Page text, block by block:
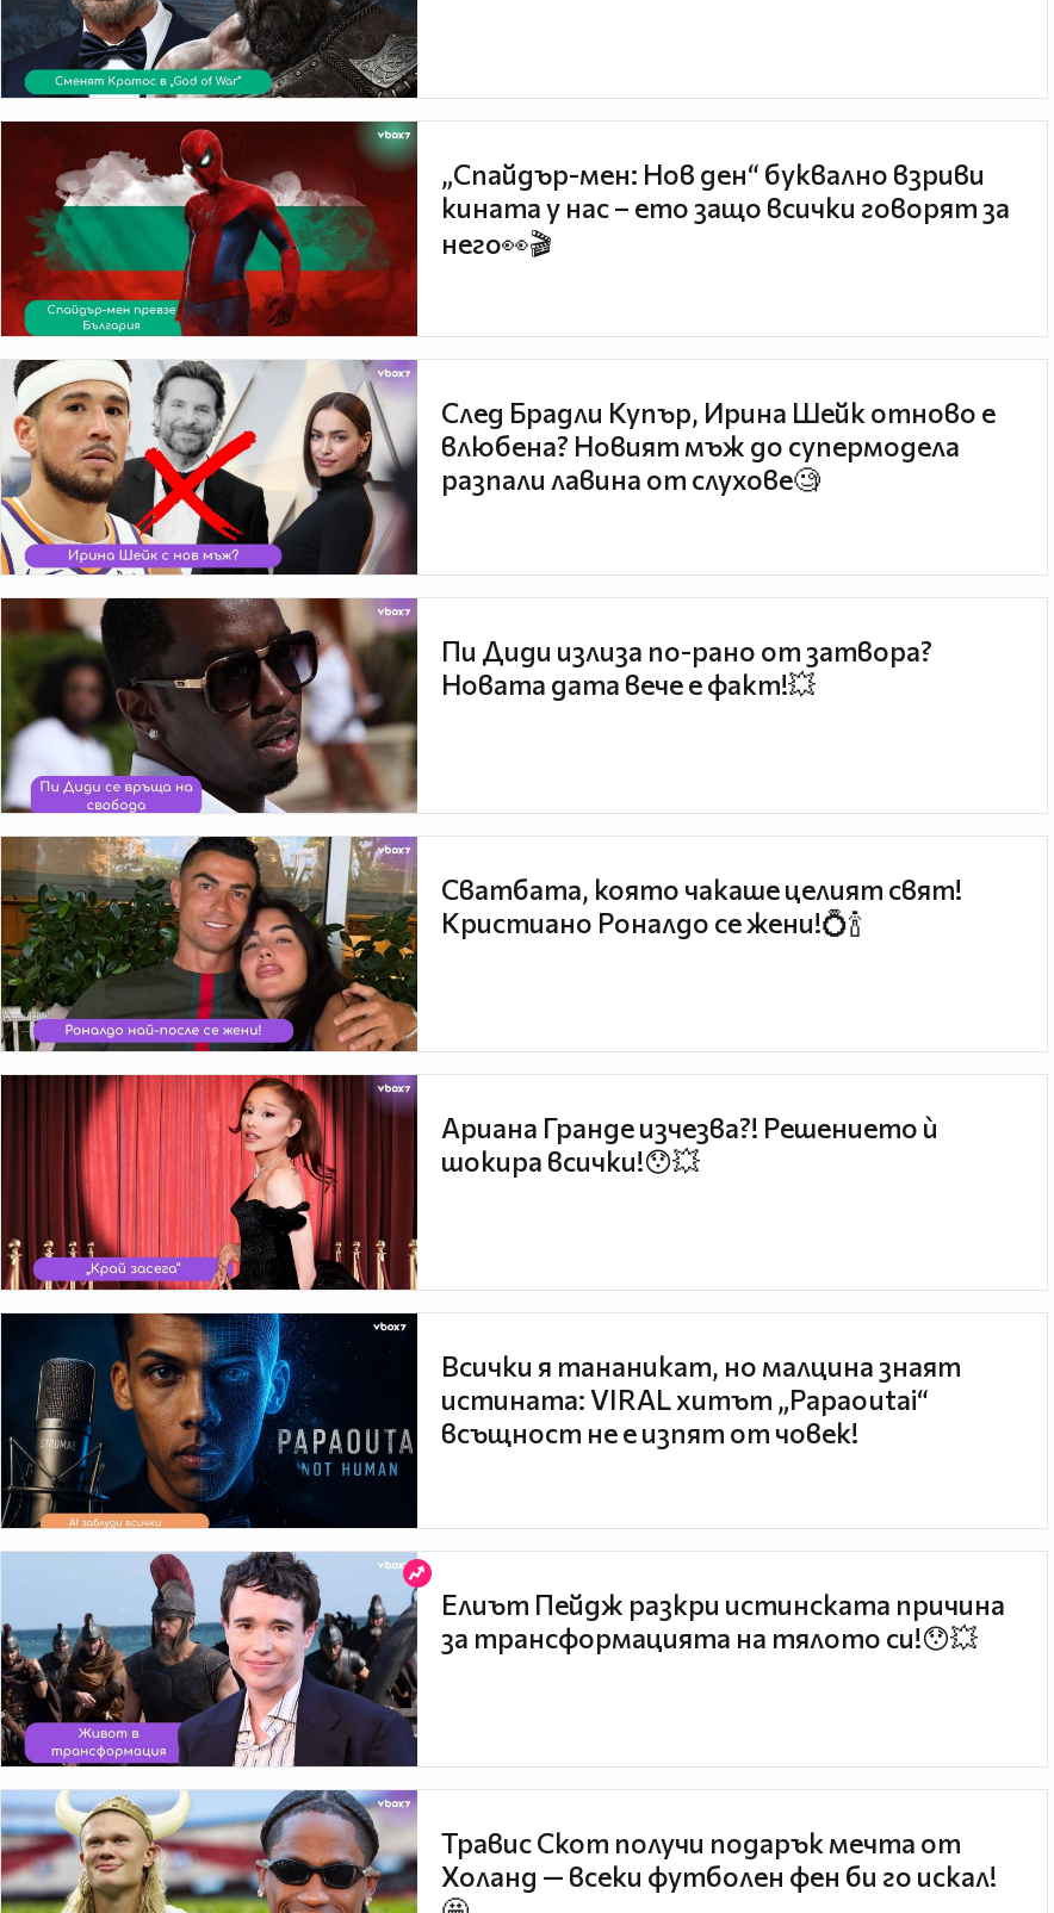
„Спайдър-мен: Нов ден“ буквално взриви
кината у нас – ето защо всички говорят за
него👀🎬
След Брадли Купър, Ирина Шейк отново е
влюбена? Новият мъж до супермодела
разпали лавина от слухове🧐
Пи Диди излиза по-рано от затвора?
Новата дата вече е факт!💥
Сватбата, която чакаше целият свят!
Кристиано Роналдо се жени!💍🍾
Ариана Гранде изчезва?! Решението ѝ
шокира всички!😯💥
Всички я тананикат, но малцина знаят
истината: VIRAL хитът „Papaoutai“
всъщност не е изпят от човек!
Елиът Пейдж разкри истинската причина
за трансформацията на тялото си!😯💥
Травис Скот получи подарък мечта от
Холанд — всеки футболен фен би го искал!